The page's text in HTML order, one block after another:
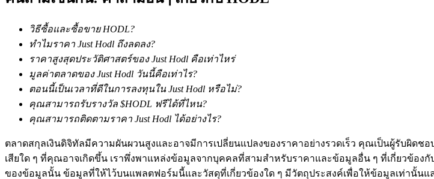
พาวเวอร์พิกกี้
วิธีซื้อและซื้อขาย HODL?
ทำไมราคา Just Hodl ถึงลดลง?
ราคาสูงสุดประวัติศาสตร์ของ Just Hodl คือเท่าไหร่
มูลค่าตลาดของ Just Hodl วันนี้คือเท่าไร?
ตอนนี้เป็นเวลาที่ดีในการลงทุนใน Just Hodl หรือไม่?
คุณสามารถรับรางวัล $HODL ฟรีได้ที่ไหน?
คุณสามารถติดตามราคา Just Hodl ได้อย่างไร?
ตลาดสกุลเงินดิจิทัลมีความผันผวนสูงและอาจมีการเปลี่ยนแปลงของราคาอย่างรวดเร็ว คุณเป็นผู้รับผิด
เสียใด ๆ ที่คุณอาจเกิดขึ้น เราพึ่งพาแหล่งข้อมูลจากบุคคลที่สามสำหรับราคาและข้อมูลอื่น ๆ ที่เกี่ยวข้อง
ของข้อมูลนั้น ข้อมูลที่ให้ไว้บนแพลตฟอร์มนี้และวัสดุที่เกี่ยวข้องใด ๆ มีวัตถุประสงค์เพื่อให้ข้อมูลเท่านั้น